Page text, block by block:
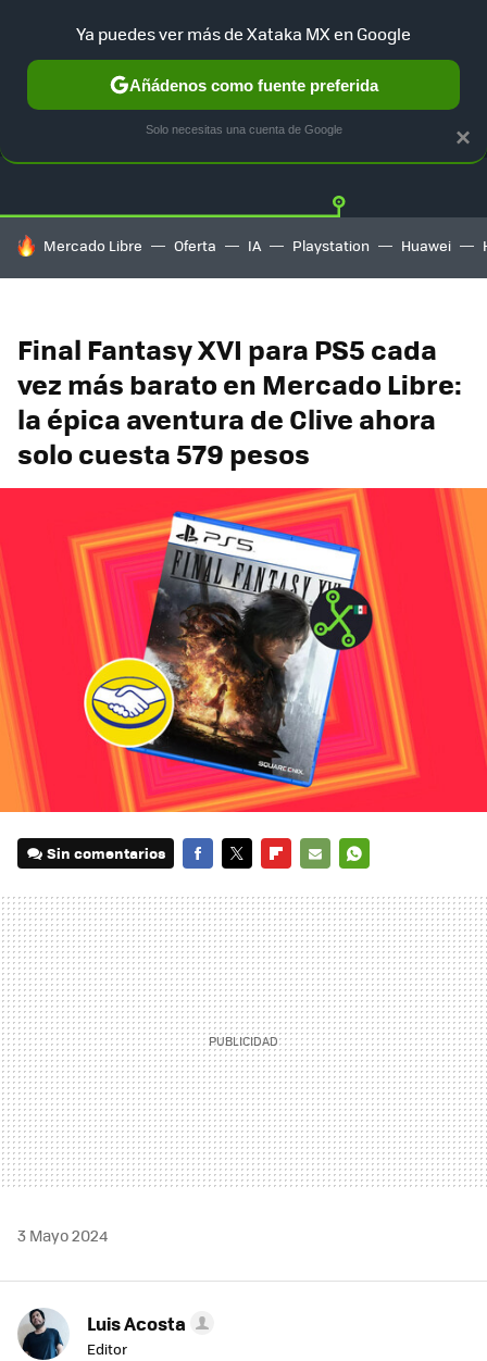
GUÍA DE COMPRAS MERCADO LIBRE
HOY SE HABLA DE
Mercado Libre Oferta IA Playstation Huawei
Final Fantasy XVI para PS5 cada
vez más barato en Mercado Libre:
la épica aventura de Clive ahora
solo cuesta 579 pesos
Sin comentarios
MAIL
3 Mayo 2024
Luis Acosta
Editor
×
Ya puedes ver más de Xataka MX en Google
Añádenos como fuente preferida
Solo necesitas una cuenta de Google